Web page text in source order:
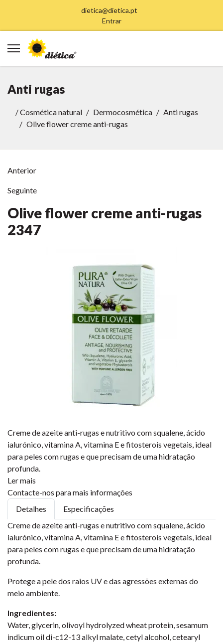
dietica@dietica.pt
Entrar
Anti rugas
/Cosmética natural Dermocosmética
Anti rugas
Olive flower creme anti-rugas
Anterior
Seguinte
Olive flower creme anti-rugas
2347
Creme de azeite anti-rugas e nutritivo com squalene, ácido
ialurónico, vitamina A, vitamina E e fitosterois vegetais, ideal
para peles com rugas e que precisam de uma hidratação
profunda.
Ler mais
Contacte-nos para mais informações
Detalhes
Especificações
Creme de azeite anti-rugas e nutritivo com squalene, ácido
ialurónico, vitamina A, vitamina E e fitosterois vegetais, ideal
para peles com rugas e que precisam de uma hidratação
profunda.
Protege a pele dos raios UV e das agressões externas do
meio ambiente.
Ingredientes:
Water, glycerin, olivoyl hydrolyzed wheat protein, sesamum
indicum oil di-c12-13 alkyl malate, cetyl alcohol, cetearyl